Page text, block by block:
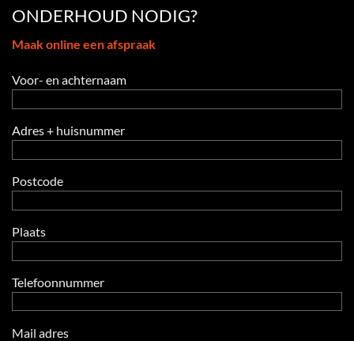
ONDERHOUD NODIG?
Maak online een afspraak
Voor- en achternaam
Adres + huisnummer
Postcode
Plaats
Telefoonnummer
Mail adres